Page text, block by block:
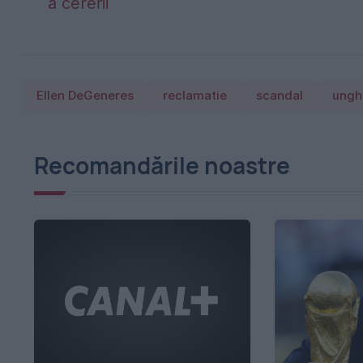
Ellen DeGeneres reclamatie scandal
Recomandările noastre